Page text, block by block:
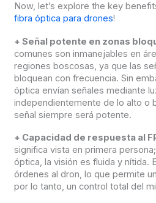
Now, let’s explore the key
fibra óptica para drones!
+ Señal potente en zonas
comunes son inmanejables en
regiones boscosas, ya que las
bloquean con frecuencia. Sin
óptica envían señales mediante
independientemente de lo alto o
señal siempre será potente.
+ Capacidad de respuesta al
significa vista en primera
óptica, la visión es fluida y nítida.
órdenes al dron, lo que permite
por lo tanto, un control total del